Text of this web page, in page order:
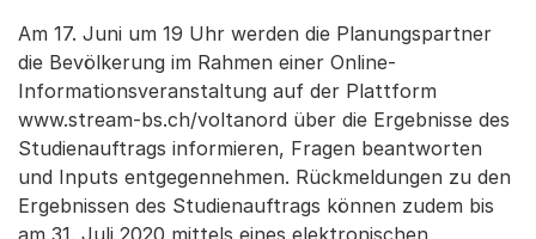
Am 17. Juni um 19 Uhr werden die Planungspartner
die Bevölkerung im Rahmen einer Online-
Informationsveranstaltung auf der Plattform
www.stream-bs.ch/voltanord über die Ergebnisse des
Studienauftrags informieren, Fragen beantworten
und Inputs entgegennehmen. Rückmeldungen zu den
Ergebnissen des Studienauftrags können zudem bis